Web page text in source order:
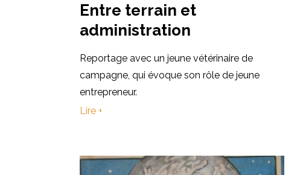
Entre terrain et
administration
Reportage avec un jeune vétérinaire de
campagne, qui évoque son rôle de jeune
entrepreneur.
Lire +